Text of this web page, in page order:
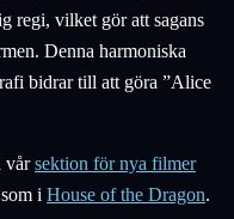
regi, vilket gör att sagans
Denna harmoniska
bidrar till att göra ”Alice
vårsektion för nya filmer
i House of the Dragon.